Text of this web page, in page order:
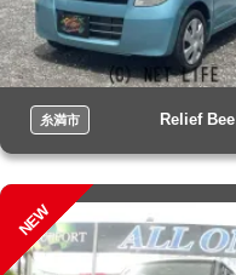
糸満市 Relief Bee
NEW